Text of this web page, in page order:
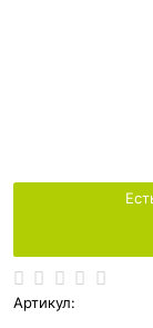
Артикул: